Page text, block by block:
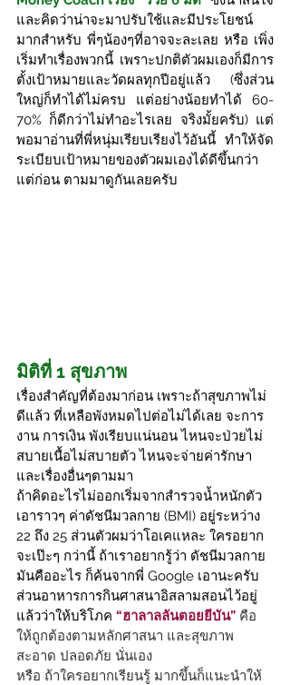
และคิดว่าน่าจะมาปรับใช้และมีประโยชน์
มากสำหรับ พี่ๆน้องๆที่อาจจะละเลย หรือ เพิ่ง
เริ่มทำเรื่องพวกนี้ เพราะปกติตัวผมเองก็มีการ
ตั้งเป้าหมายและวัดผลทุกปีอยู่แล้ว (ซึ่งส่วน
ใหญ่ก็ทำได้ไม่ครบ แต่อย่างน้อยทำได้ 60-
70% ก็ดีกว่าไม่ทำอะไรเลย จริงมั้ยครับ) แต่
พอมาอ่านที่พี่หนุ่มเรียบเรียงไว้อันนี้ ทำให้จัด
ระเบียบเป้าหมายของตัวผมเองได้ดีขึ้นกว่า
แต่ก่อน ตามมาดูกันเลยครับ
มิติที่ 1 สุขภาพ
เรื่องสำคัญที่ต้องมาก่อน เพราะถ้าสุขภาพไม่
ดีแล้ว ที่เหลือพังหมดไปต่อไม่ได้เลย จะการ
งาน การเงิน พังเรียบแน่นอน ไหนจะป่วยไม่
สบายเนื้อไม่สบายตัว ไหนจะจ่ายค่ารักษา
และเรื่องอื่นๆตามมา
ถ้าคิดอะไรไม่ออกเริ่มจากสำรวจน้ำหนักตัว
เอาราวๆ ค่าดัชนีมวลกาย (BMI) อยู่ระหว่าง
22 ถึง 25 ส่วนตัวผมว่าโอเคแหละ ใครอยาก
จะเป๊ะๆ กว่านี้ ถ้าเราอยากรู้ว่า ดัชนีมวลกาย
มันคืออะไร ก็ค้นจากพี่ Google เอานะครับ
ส่วนอาหารการกินศาสนาอิสลามสอนไว้อยู่
แล้วว่าให้บริโภค “ฮาลาลลันตอยยีบัน” คือ
ให้ถูกต้องตามหลักศาสนา และสุขภาพ
สะอาด ปลอดภัย นั่นเอง
หรือ ถ้าใครอยากเรียนรู้ มากขึ้นก็แนะนำให้